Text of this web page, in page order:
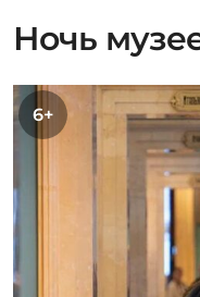
Ночь
6+